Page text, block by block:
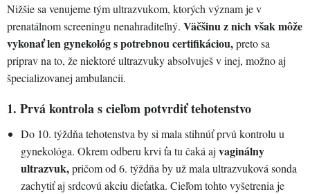
Nižšie sa venujeme tým ultrazvukom, ktorých význam je v
prenatálnom screeningu nenahraditeľný. Väčšinu z nich však môže
vykonať len gynekológ s potrebnou certifikáciou,preto sa
priprav na to, že niektoré ultrazvuky absolvuješ v inej, možno aj
špecializovanej ambulancii.
1. Prvá kontrola s cieľom potvrdiť tehotenstvo
Do 10. týždňa tehotenstva by si mala stihnúť prvú kontrolu u
gynekológa. Okrem odberu krvi ťa tu čaká aj vaginálny
ultrazvuk,pričom od 6. týždňa by už mala ultrazvuková sonda
zachytiť aj srdcovú akciu dieťatka. Cieľom tohto vyšetrenia je